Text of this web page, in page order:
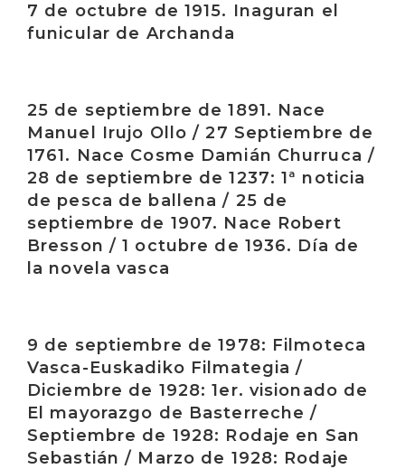
7 de octubre de 1915. Inaguran el
funicular de Archanda
25 de septiembre de 1891. Nace
Manuel Irujo Ollo / 27 Septiembre de
1761. Nace Cosme Damián Churruca /
28 de septiembre de 1237: 1ª noticia
de pesca de ballena / 25 de
septiembre de 1907. Nace Robert
Bresson / 1 octubre de 1936. Día de
la novela vasca
9 de septiembre de 1978: Filmoteca
Vasca-Euskadiko Filmategia /
Diciembre de 1928: 1er. visionado de
El mayorazgo de Basterreche /
Septiembre de 1928: Rodaje en San
Sebastián / Marzo de 1928: Rodaje